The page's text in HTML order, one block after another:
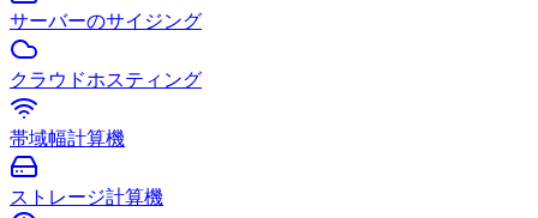
サーバーのサイジング
クラウドホスティング
帯域幅計算機
ストレージ計算機